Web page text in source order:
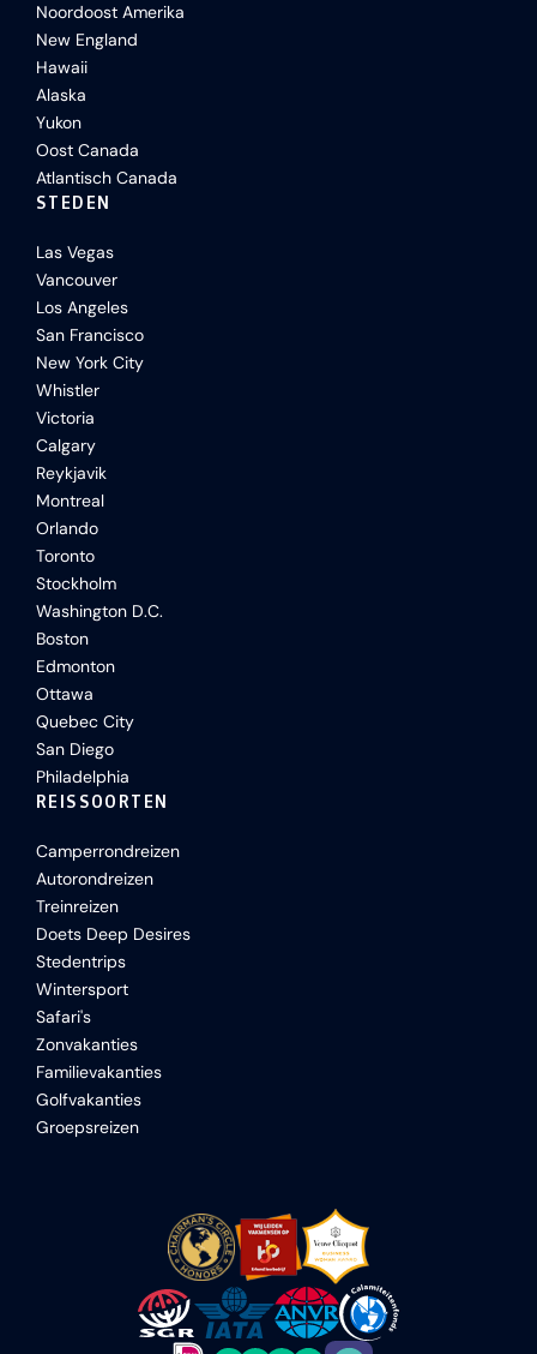
Noordoost Amerika
New England
Hawaii
Alaska
Yukon
Oost Canada
Atlantisch Canada
STEDEN
Las Vegas
Vancouver
Los Angeles
San Francisco
New York City
Whistler
Victoria
Calgary
Reykjavik
Montreal
Orlando
Toronto
Stockholm
Washington D.C.
Boston
Edmonton
Ottawa
Quebec City
San Diego
Philadelphia
REISSOORTEN
Camperrondreizen
Autorondreizen
Treinreizen
Doets Deep Desires
Stedentrips
Wintersport
Safari's
Zonvakanties
Familievakanties
Golfvakanties
Groepsreizen